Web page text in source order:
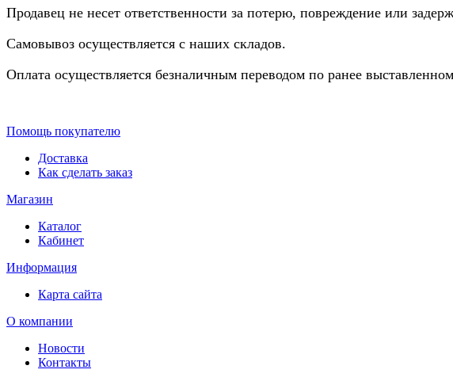
Продавец не несет ответственности за потерю, повреждение или
Самовывоз осуществляется с наших складов.
Оплата осуществляется безналичным переводом по ранее
Помощь покупателю
Доставка
Как сделать заказ
Магазин
Каталог
Кабинет
Информация
Карта сайта
О компании
Новости
Контакты